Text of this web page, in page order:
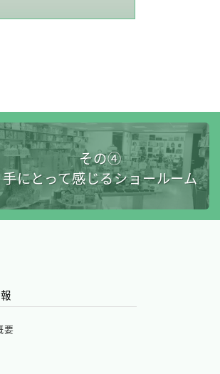
その④
手にとって感じるショールーム
要